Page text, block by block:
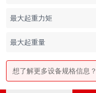
最大起重力矩
最大起重量
想了解更多设备规格信息？